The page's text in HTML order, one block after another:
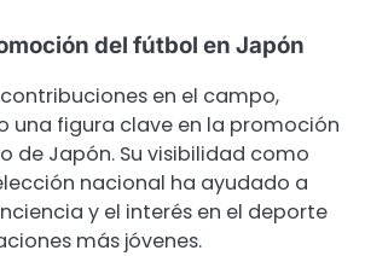
del fútbol en Japón
en el campo,
una figura clave en la promoción
de Japón. Su visibilidad como
nacional ha ayudado a
y el interés en el deporte
más jóvenes.